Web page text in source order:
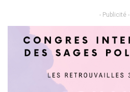
- Publicité -